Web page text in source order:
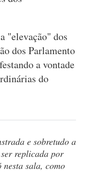
"elevação" dos
dos Parlamento
a vontade
do
e sobretudo a
replicada por
nesta sala, como